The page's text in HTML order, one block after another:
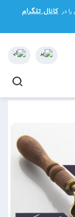
در کانال تلگرام